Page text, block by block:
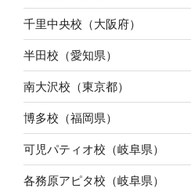
千里中央校（大阪府）
半田校（愛知県）
南大沢校（東京都）
博多校（福岡県）
可児パティオ校（岐阜県）
各務原アピタ校（岐阜県）